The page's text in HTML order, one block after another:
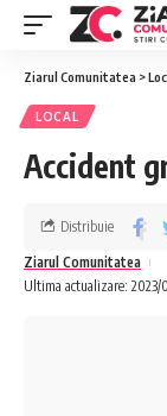
Ziarul Comunitatea >
LOCAL
Accident
Ultima actualizare: 2023/
Ziarul Comunitatea
Distribuie